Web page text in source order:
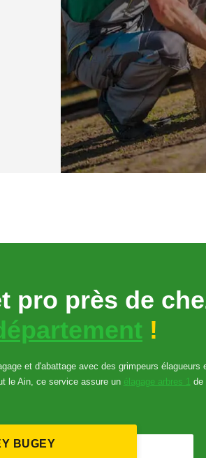
pro près de
!
et d'abattage avec des grimpeurs
le Ain, ce service assure un élagage arbres 1 de
BUGEY